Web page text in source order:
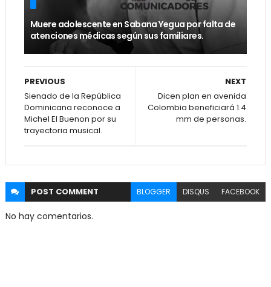
Muere adolescente en Sabana Yegua por falta de
atenciones médicas según sus familiares.
NEXT
Dicen plan en avenida
Colombia beneficiará 1.4
mm de personas.
PREVIOUS
Sienado de la República
Dominicana reconoce a
Michel El Buenon por su
trayectoria musical.
POST COMMENT BLOGGER DISQUS FACEBOOK
No hay comentarios.